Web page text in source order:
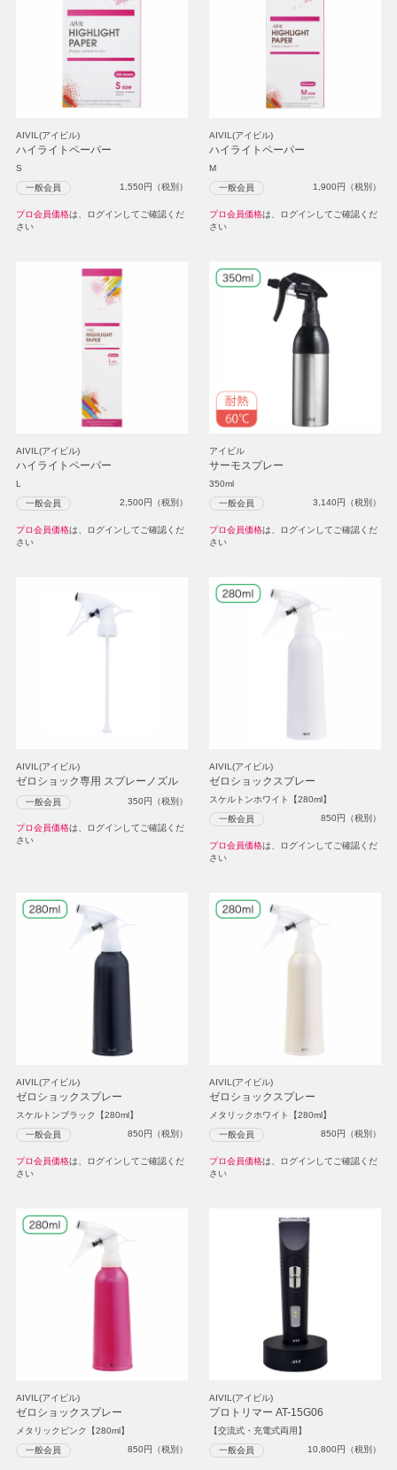
AIVIL(アイビル)
ハイライトペーパー
S
一般会員 1,550円（税別）
プロ会員価格は、ログインしてご確認くだ
さい
AIVIL(アイビル)
ハイライトペーパー
M
一般会員 1,900円（税別）
プロ会員価格は、ログインしてご確認くだ
さい
AIVIL(アイビル)
ハイライトペーパー
L
一般会員 2,500円（税別）
プロ会員価格は、ログインしてご確認くだ
さい
アイビル
サーモスプレー
350ml
一般会員 3,140円（税別）
プロ会員価格は、ログインしてご確認くだ
さい
AIVIL(アイビル)
ゼロショック専用 スプレーノズル
一般会員 350円（税別）
プロ会員価格は、ログインしてご確認くだ
さい
AIVIL(アイビル)
ゼロショックスプレー
スケルトンホワイト【280ml】
一般会員 850円（税別）
プロ会員価格は、ログインしてご確認くだ
さい
AIVIL(アイビル)
ゼロショックスプレー
スケルトンブラック【280ml】
一般会員 850円（税別）
プロ会員価格は、ログインしてご確認くだ
さい
AIVIL(アイビル)
ゼロショックスプレー
メタリックホワイト【280ml】
一般会員 850円（税別）
プロ会員価格は、ログインしてご確認くだ
さい
AIVIL(アイビル)
ゼロショックスプレー
メタリックピンク【280ml】
一般会員 850円（税別）
AIVIL(アイビル)
プロトリマー AT-15G06
【交流式・充電式両用】
一般会員 10,800円（税別）